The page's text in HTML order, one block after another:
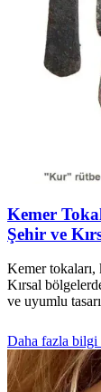
Kemer
Şehir ve
Kemer tokaları,
Kırsal
ve uyumlu
Daha fazla bilgi